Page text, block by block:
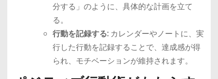
分する」のように、具体的な計画を立て
る。
行動を記録する:カレンダーやノートに、実
行した行動を記録することで、達成感が得
られ、モチベーションが維持されます。